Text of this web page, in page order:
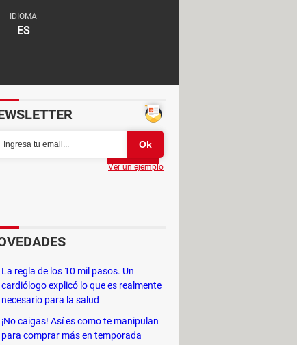
IDIOMA
ES
Partager
cuentas de correo. Es
Contactos, Calendario,
Ver un ejemplo
La regla de los 10 mil pasos. Un
cardiólogo explicó lo que es realmente
necesario para la salud
¡No caigas! Así es como te manipulan
para comprar más en temporada